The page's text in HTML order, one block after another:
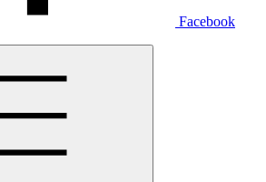
Facebook